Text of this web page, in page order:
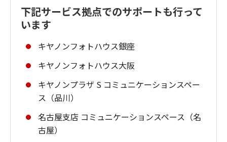
下記サービス拠点でのサポートも行って
います
キヤノンフォトハウス銀座
キヤノンフォトハウス大阪
キヤノンプラザ S コミュニケーションスペー
ス（品川）
名古屋支店 コミュニケーションスペース（名
古屋）